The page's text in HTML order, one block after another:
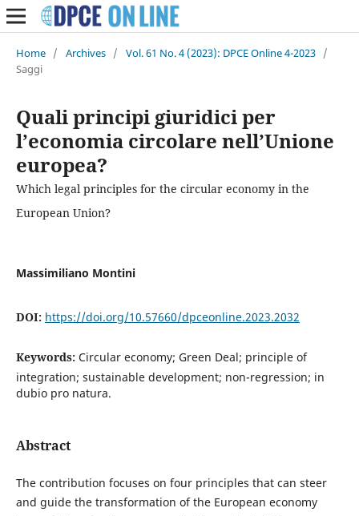
Home / Archives / Vol. 61 No. 4 (2023): DPCE Online 4-2023 /
Saggi
Quali principi giuridici per
l’economia circolare nell’Unione
europea?
Which legal principles for the circular economy in the
European Union?
Massimiliano Montini
DOI: https://doi.org/10.57660/dpceonline.2023.2032
Keywords: Circular economy; Green Deal; principle of
integration; sustainable development; non-regression; in
dubio pro natura.
Abstract
The contribution focuses on four principles that can steer
and guide the transformation of the European economy